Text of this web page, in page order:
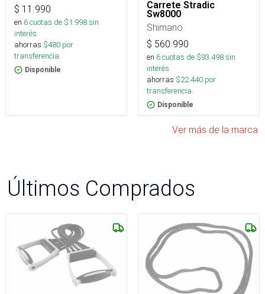
$ 11.990
en 6cuotas de $1.998sin
interés
ahorras $480 por
transferencia.
Disponible
Carrete Stradic
Sw8000
Shimano
$ 560.990
en 6cuotas de $93.498sin
interés
ahorras $22.440 por
transferencia.
Disponible
Ver más de la marca
Últimos Comprados